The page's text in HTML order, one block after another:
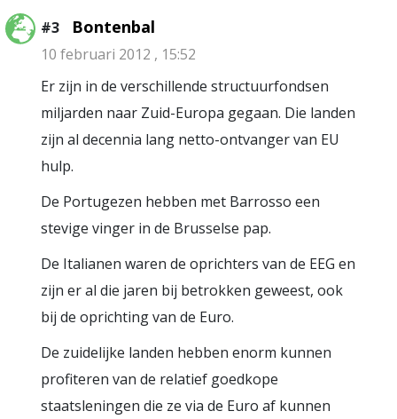
#3 Bontenbal
10 februari 2012 , 15:52
Er zijn in de verschillende structuurfondsen
miljarden naar Zuid-Europa gegaan. Die landen
zijn al decennia lang netto-ontvanger van EU
hulp.
De Portugezen hebben met Barrosso een
stevige vinger in de Brusselse pap.
De Italianen waren de oprichters van de EEG en
zijn er al die jaren bij betrokken geweest, ook
bij de oprichting van de Euro.
De zuidelijke landen hebben enorm kunnen
profiteren van de relatief goedkope
staatsleningen die ze via de Euro af kunnen